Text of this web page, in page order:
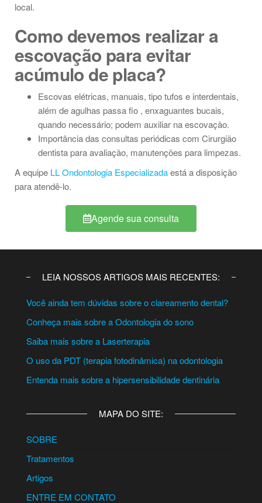
local.
Como devemos realizar a
escovação para evitar
acúmulo de placa?
Escovas elétricas, manuais, tipo tufos e interdentais,
além de agulhas passa fio , enxaguantes bucais,
quando necessário; podem auxiliar na escovação.
Importância das consultas periódicas com Cirurgião
dentista para avaliação, manutenções para limpezas.
A equipe LL Ondontologia Especializadaestá a disposição
para atendê-lo.
Agende sua consulta
LEIA NOSSOS ARTIGOS MAIS RECENTES:
Você ainda tem dúvidas sobre o clareamento dental?
Conheça mais sobre a Odontologia do sono
Saiba mais sobre a Laserterapia
O uso da PDT (terapia fotodinâmica) na odontologia
Entenda mais sobre a hipersensibilidade dentinária
MAPA DO SITE:
SOBRE
Tratamentos
Artigos
ENTRE EM CONTATO